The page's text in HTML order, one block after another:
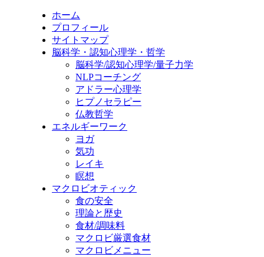
ホーム
プロフィール
サイトマップ
脳科学・認知心理学・哲学
脳科学/認知心理学/量子力学
NLPコーチング
アドラー心理学
ヒプノセラピー
仏教哲学
エネルギーワーク
ヨガ
気功
レイキ
瞑想
マクロビオティック
食の安全
理論と歴史
食材/調味料
マクロビ厳選食材
マクロビメニュー